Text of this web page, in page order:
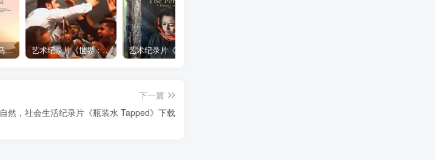
社会生活纪录片《马加拉 Makala》下载 艺术纪录片《世界：新吉普赛之王 This World: The New Gypsy Kings》下载
下一篇
自然，社会生活纪录片《瓶装水 Tapped》下载